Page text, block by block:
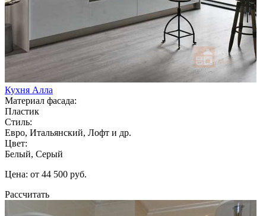
Кухня Алла
Материал фасада:
Пластик
Стиль:
Евро, Итальянский, Лофт и др.
Цвет:
Белый, Серый
Цена: от 44 500 руб.
Рассчитать